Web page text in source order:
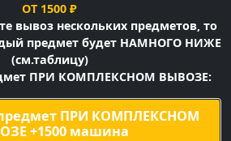
ОТ 1500 ₽
вывоз нескольких предметов, то
предмет будет НАМНОГО НИЖЕ
(см.таблицу)
ПРИ КОМПЛЕКСНОМ ВЫВОЗЕ:
предмет ПРИ КОМПЛЕКСНОМ
+1500 машина